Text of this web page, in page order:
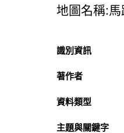
地圖名稱:馬
識別資訊
著作者
資料類型
主題與關鍵字